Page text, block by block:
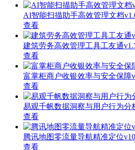
AI智能扫描助手高效管理文档
查看
建筑劳务高效管理工具工友通
查看
富掌柜商户收银效率与安全保障
查看
易观千帆数据洞察与用户行为分
查看
腾讯地图零流量导航精准定位
查看